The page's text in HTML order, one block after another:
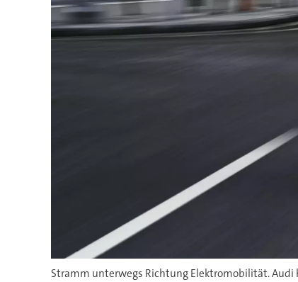
Stramm unterwegs Richtung Elektromobilität.